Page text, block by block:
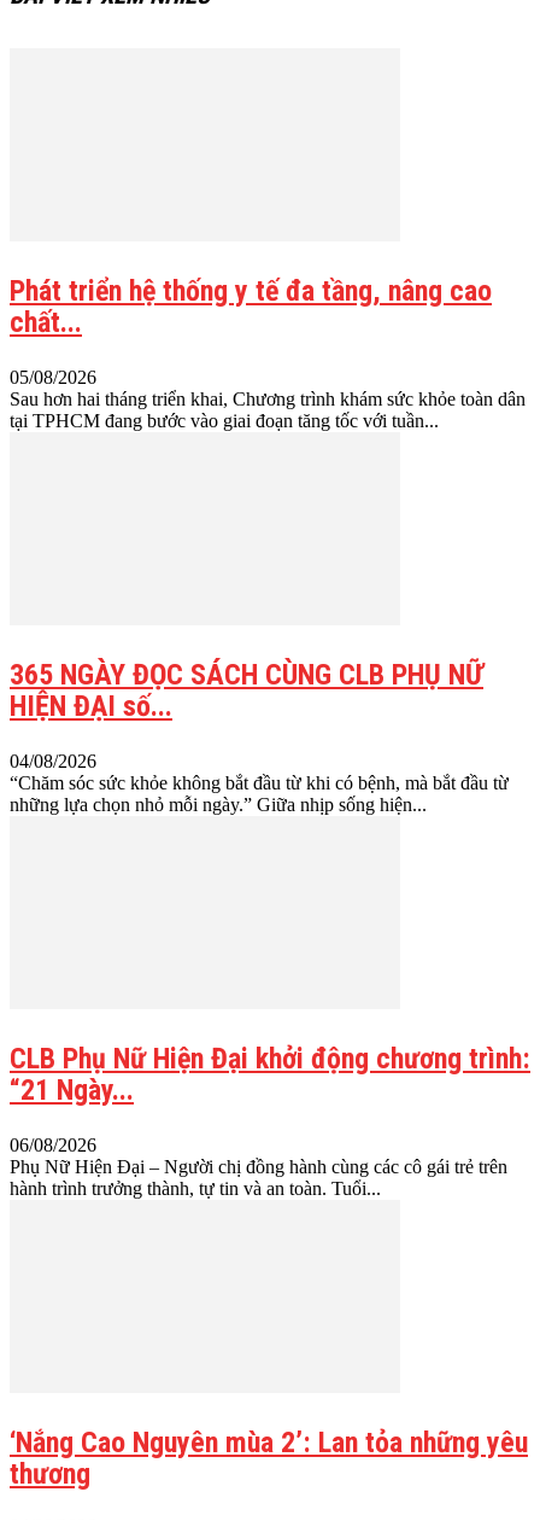
Phát triển hệ thống y tế đa tầng, nâng cao
chất...
05/08/2026
Sau hơn hai tháng triển khai, Chương trình khám sức khỏe toàn dân
tại TPHCM đang bước vào giai đoạn tăng tốc với tuần...
365 NGÀY ĐỌC SÁCH CÙNG CLB PHỤ NỮ
HIỆN ĐẠI số...
04/08/2026
“Chăm sóc sức khỏe không bắt đầu từ khi có bệnh, mà bắt đầu từ
những lựa chọn nhỏ mỗi ngày.” Giữa nhịp sống hiện...
CLB Phụ Nữ Hiện Đại khởi động chương trình:
“21 Ngày...
06/08/2026
Phụ Nữ Hiện Đại – Người chị đồng hành cùng các cô gái trẻ trên
hành trình trưởng thành, tự tin và an toàn. Tuổi...
‘Nắng Cao Nguyên mùa 2’: Lan tỏa những yêu
thương